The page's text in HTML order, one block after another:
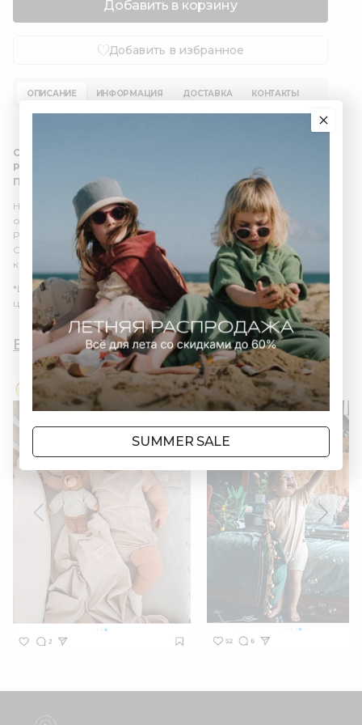
Добавить в корзину
Добавить в избранное
ОПИСАНИЕ ИНФОРМАЦИЯ ДОСТАВКА КОНТАКТЫ
Состав: 100% органический хлопок (GOTS)
Размер: 100 см / 100 см
Полотенце упаковано в фирменный zip пакет
Невероятно мягкие и пушистые махровые полотенца из 100%
органического хлопка точно оценят и малыши и взрослые.
Размер подойдёт как самым маленьким так и большим детям.
Осталось выбрать ушки. Кем же будет ваш малыш? Зайцем,
котом или мишкой?
*Цвет изделия в реальности может отличаться из-за
цветопередачи различных мониторов*
Вы и AWWW
SUMMER SALE